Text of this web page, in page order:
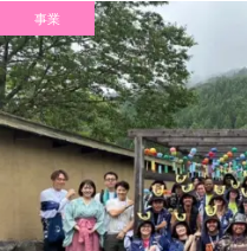
事業